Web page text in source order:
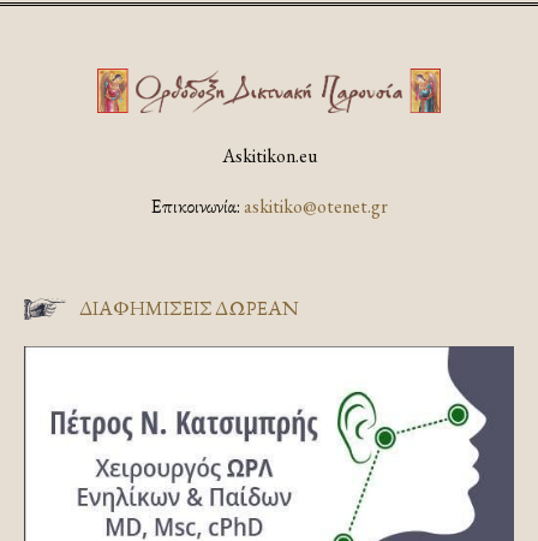
Askitikon.eu
Επικοινωνία:askitiko@otenet.gr
ΔΙΑΦΗΜΊΣΕΙΣ ΔΩΡΕΆΝ